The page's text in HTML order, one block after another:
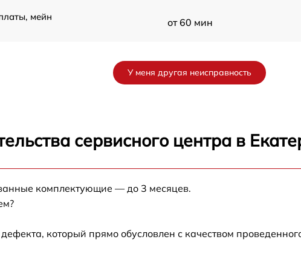
мейн
от 60 мин
N59TR S от 60 мин
Toshiba
У меня другая неисправность
сервисного центра в
комплектующие — до 3 месяцев.
который прямо обусловлен с качеством